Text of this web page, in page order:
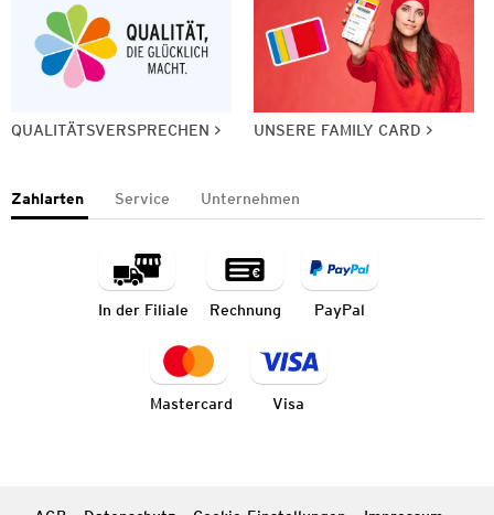
QUALITÄTSVERSPRECHEN UNSERE FAMILY CARD
Zahlarten Service Unternehmen
In der Filiale Rechnung PayPal
Mastercard Visa